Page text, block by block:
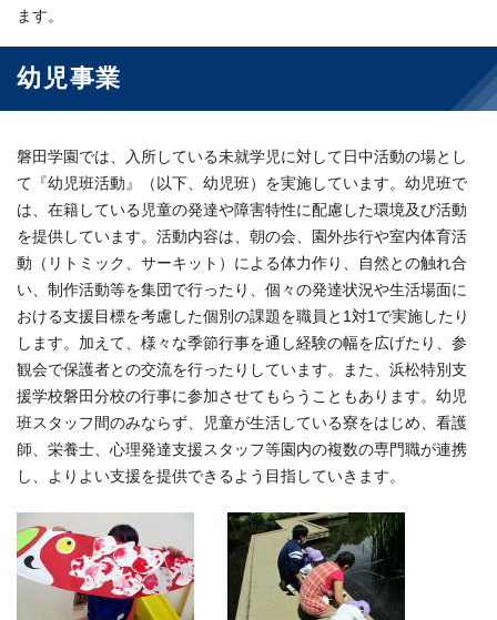
ます。
幼児事業
磐田学園では、入所している未就学児に対して日中活動の場とし
て『幼児班活動』（以下、幼児班）を実施しています。幼児班で
は、在籍している児童の発達や障害特性に配慮した環境及び活動
を提供しています。活動内容は、朝の会、園外歩行や室内体育活
動（リトミック、サーキット）による体力作り、自然との触れ合
い、制作活動等を集団で行ったり、個々の発達状況や生活場面に
おける支援目標を考慮した個別の課題を職員と1対1で実施したり
します。加えて、様々な季節行事を通し経験の幅を広げたり、参
観会で保護者との交流を行ったりしています。また、浜松特別支
援学校磐田分校の行事に参加させてもらうこともあります。幼児
班スタッフ間のみならず、児童が生活している寮をはじめ、看護
師、栄養士、心理発達支援スタッフ等園内の複数の専門職が連携
し、よりよい支援を提供できるよう目指していきます。